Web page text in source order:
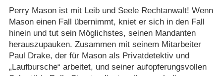
Perry Mason ist mit Leib und Seele Rechtanwalt! Wenn
Mason einen Fall übernimmt, kniet er sich in den Fall
hinein und tut sein Möglichstes, seinen Mandanten
herauszupauken. Zusammen mit seinem Mitarbeiter
Paul Drake, der für Mason als Privatdetektiv und
„Laufbursche“ arbeitet, und seiner aufopferungsvollen